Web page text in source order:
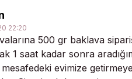
22:20
500 gr baklava
1 saat kadar sonra
evimize